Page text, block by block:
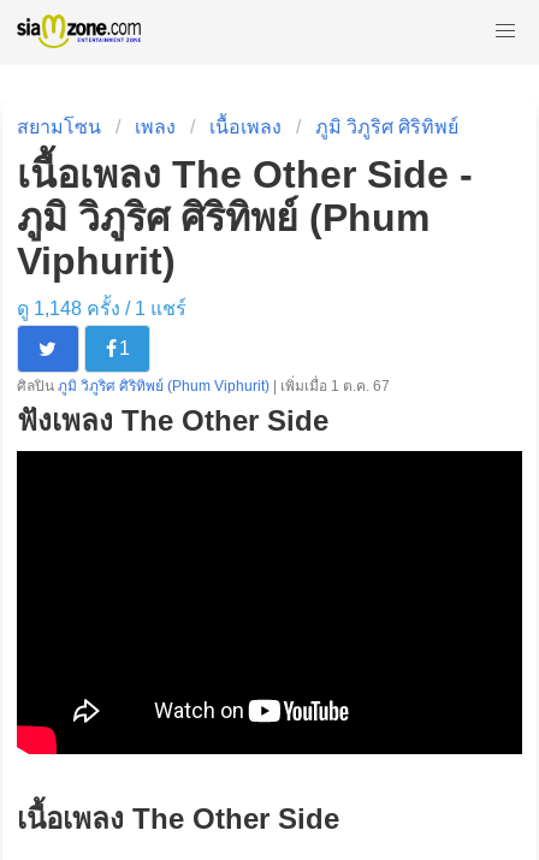
สยามโซน เพลง เนื้อเพลง ภูมิ วิภูริศ ศิริทิพย์
เนื้อเพลง The Other Side -
ภูมิ วิภูริศ ศิริทิพย์ (Phum
Viphurit)
ดู 1,148 ครั้ง / 1 แชร์
1
ศิลปิน ภูมิ วิภูริศ ศิริทิพย์ (Phum Viphurit) | เพิ่มเมื่อ 1 ต.ค. 67
ฟังเพลง The Other Side
เนื้อเพลง The Other Side